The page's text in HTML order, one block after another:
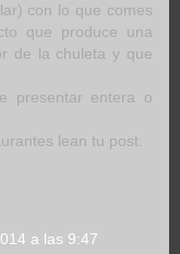
con lo que comes
que produce una
de la chuleta y que
presentar entera o
lean tu post.
a las 9:47